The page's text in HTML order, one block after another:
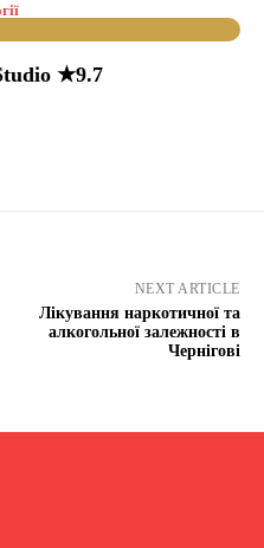
★9.7
NEXT ARTICLE
Лікування наркотичної та
алкогольної залежності в
Чернігові